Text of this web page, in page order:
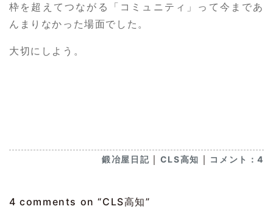
枠を超えてつながる「コミュニティ」って今まであ
んまりなかった場面でした。
大切にしよう。
鍛冶屋日記 ｜ CLS高知 ｜ コメント：4
4 comments on “CLS高知”